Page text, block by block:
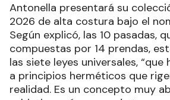
Antonella presentará su
2026 de alta costura bajo el
Según explicó, las 10 pasadas,
compuestas por 14 prendas,
las siete leyes universales, “que
a principios herméticos que
realidad. Es un concepto muy